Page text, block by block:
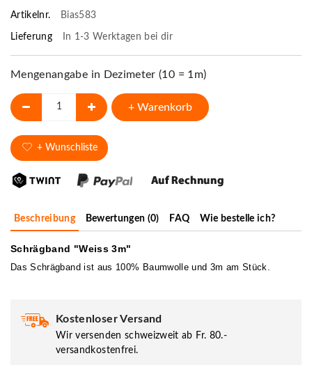
Artikelnr. Bias583
Lieferung In 1-3 Werktagen bei dir
Mengenangabe in Dezimeter (10 = 1m)
+ Warenkorb
+ Wunschliste
Beschreibung Bewertungen (0) FAQ Wie bestelle ich?
Schrägband "Weiss 3m"
Das Schrägband ist aus 100% Baumwolle und 3m am Stück.
Kostenloser Versand
Wir versenden schweizweit ab Fr. 80.-
versandkostenfrei.